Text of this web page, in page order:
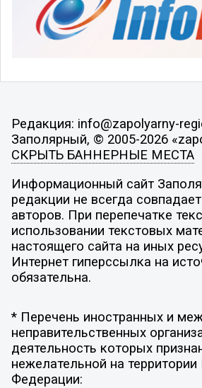
Редакция: info@zapolyarny-
Заполярный, © 2005-2026
СКРЫТЬ БАННЕРНЫЕ МЕСТА
Информационный сайт
редакции не всегда
авторов. При перепечатке
использовании текстовых
настоящего сайта на иных
Интернет гиперссылка на
обязательна.
* Перечень иностранных и
неправительственных
деятельность которых
нежелательной на
Федерации: